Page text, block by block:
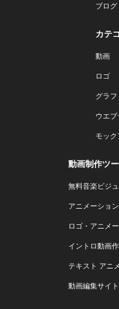
ブログ
カテ
動画
ロゴ
グラ
ウエブ
モッ
動画制作ツ
無料音楽ビジ
アニメーショ
ロゴ・アニメ
イントロ動画
テキスト アニ
動画編集サイト